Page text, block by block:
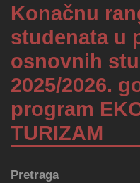
Konačnu
studenata u
osnovnih
2025/2026.
program
TURIZAM
Pretraga